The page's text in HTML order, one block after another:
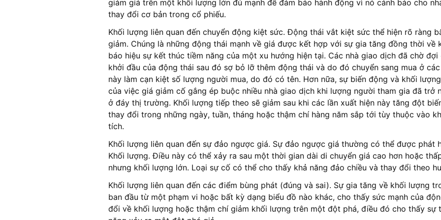
giảm giá trên một khối lượng lớn đủ mạnh để đảm bảo hành động vì nó cảnh báo cho
thay đổi cơ bản trong cổ phiếu.
Khối lượng liên quan đến chuyển động kiệt sức. Động thái vắt kiệt sức thể hiện rõ ràng
giảm. Chúng là những động thái mạnh về giá được kết hợp với sự gia tăng đồng thời về
báo hiệu sự kết thúc tiềm năng của một xu hướng hiện tại. Các nhà giao dịch đã chờ
khởi đầu của động thái sau đó sợ bỏ lỡ thêm động thái và do đó chuyển sang mua ở
này làm cạn kiệt số lượng người mua, do đó có tên. Hơn nữa, sự biến động và khối
của việc giá giảm cố gắng ép buộc nhiều nhà giao dịch khi lượng người tham gia đã trở
ở đáy thị trường. Khối lượng tiếp theo sẽ giảm sau khi các lần xuất hiện này tăng đột
thay đổi trong những ngày, tuần, tháng hoặc thậm chí hàng năm sắp tới tùy thuộc vào
tích.
Khối lượng liên quan đến sự đảo ngược giá. Sự đảo ngược giá thường có thể được phát
Khối lượng. Điều này có thể xảy ra sau một thời gian dài di chuyển giá cao hơn hoặc
nhưng khối lượng lớn. Loại sự cố có thể cho thấy khả năng đảo chiều và thay đổi theo
Khối lượng liên quan đến các điểm bùng phát (đúng và sai). Sự gia tăng về khối lượng
ban đầu từ một phạm vi hoặc bất kỳ dạng biểu đồ nào khác, cho thấy sức mạnh của
đổi về khối lượng hoặc thậm chí giảm khối lượng trên một đột phá, điều đó cho thấy sự